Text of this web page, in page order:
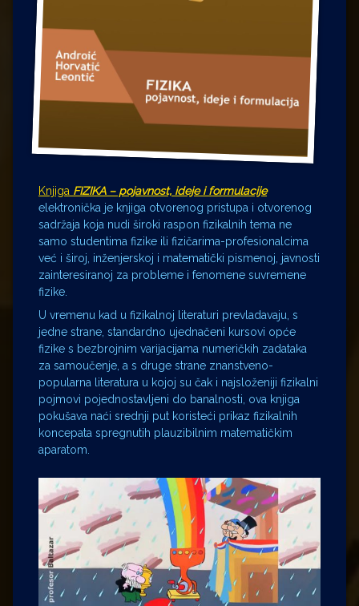
Knjiga FIZIKA – pojavnost, ideje i formulacije
elektronička je knjiga otvorenog pristupa i otvorenog
sadržaja koja nudi široki raspon fizikalnih tema ne
samo studentima fizike ili fizičarima-profesionalcima
već i široj, inženjerskoj i matematički pismenoj, javnosti
zainteresiranoj za probleme i fenomene suvremene
fizike.
U vremenu kad u fizikalnoj literaturi prevladavaju, s
jedne strane, standardno ujednačeni kursovi opće
fizike s bezbrojnim varijacijama numeričkih zadataka
za samoučenje, a s druge strane znanstveno-
popularna literatura u kojoj su čak i najsloženiji fizikalni
pojmovi pojednostavljeni do banalnosti, ova knjiga
pokušava naći srednji put koristeći prikaz fizikalnih
koncepata spregnutih plauzibilnim matematičkim
aparatom.